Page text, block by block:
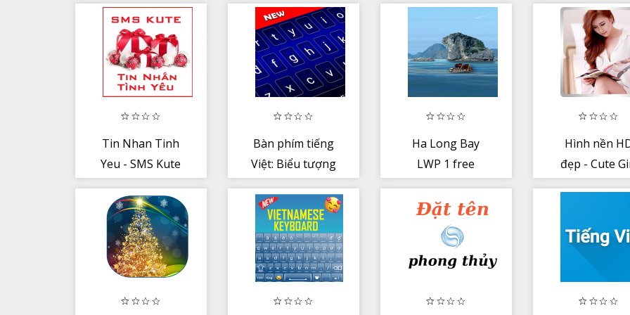
Tin Nhan Tinh
Yeu - SMS Kute
Bàn phím tiếng
Việt: Biểu tượng
Ha Long Bay
LWP 1 free
Hình nền
đẹp - Cute